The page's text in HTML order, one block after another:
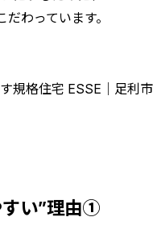
わっています。
すい”理由①